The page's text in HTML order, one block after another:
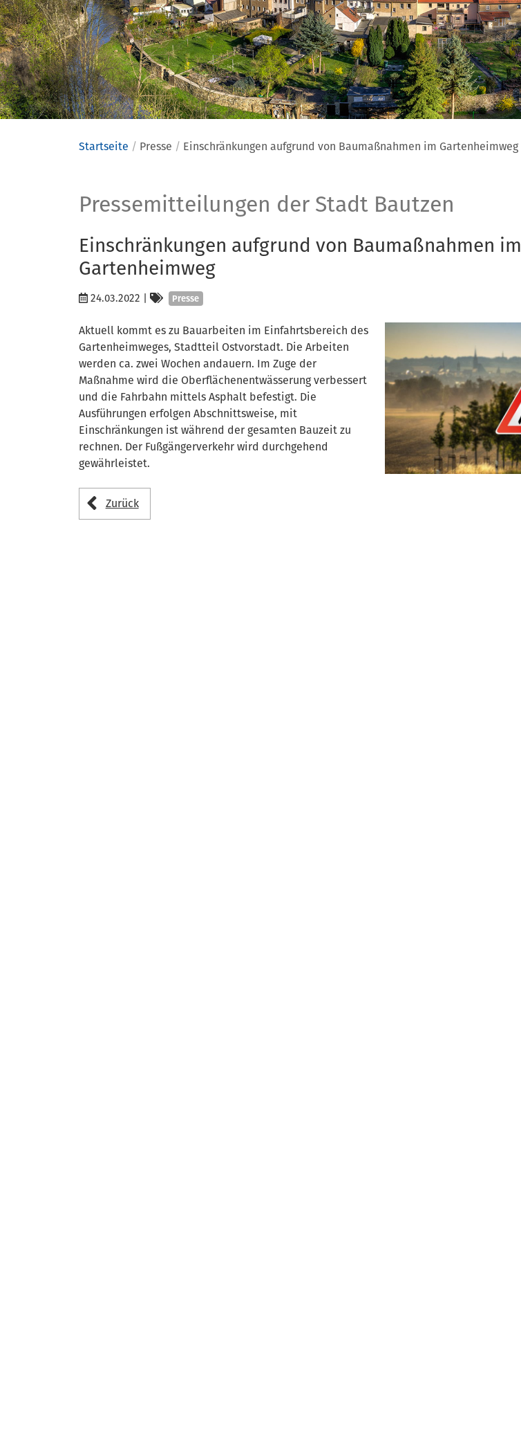
Startseite Presse Einschränkungen aufgrund von Baumaßnahmen im Gartenheimweg
Presse
Pressemitteilungen der Stadt Bautzen
Einschränkungen aufgrund von Baumaßnahmen im
Gartenheimweg
24.03.2022 | Kategorien
Presse
Aktuell kommt es zu Bauarbeiten im Einfahrtsbereich des
Gartenheimweges, Stadtteil Ostvorstadt. Die Arbeiten
werden ca. zwei Wochen andauern. Im Zuge der
Maßnahme wird die Oberflächenentwässerung verbessert
und die Fahrbahn mittels Asphalt befestigt. Die
Ausführungen erfolgen Abschnittsweise, mit
Einschränkungen ist während der gesamten Bauzeit zu
rechnen. Der Fußgängerverkehr wird durchgehend
gewährleistet.
Zurück